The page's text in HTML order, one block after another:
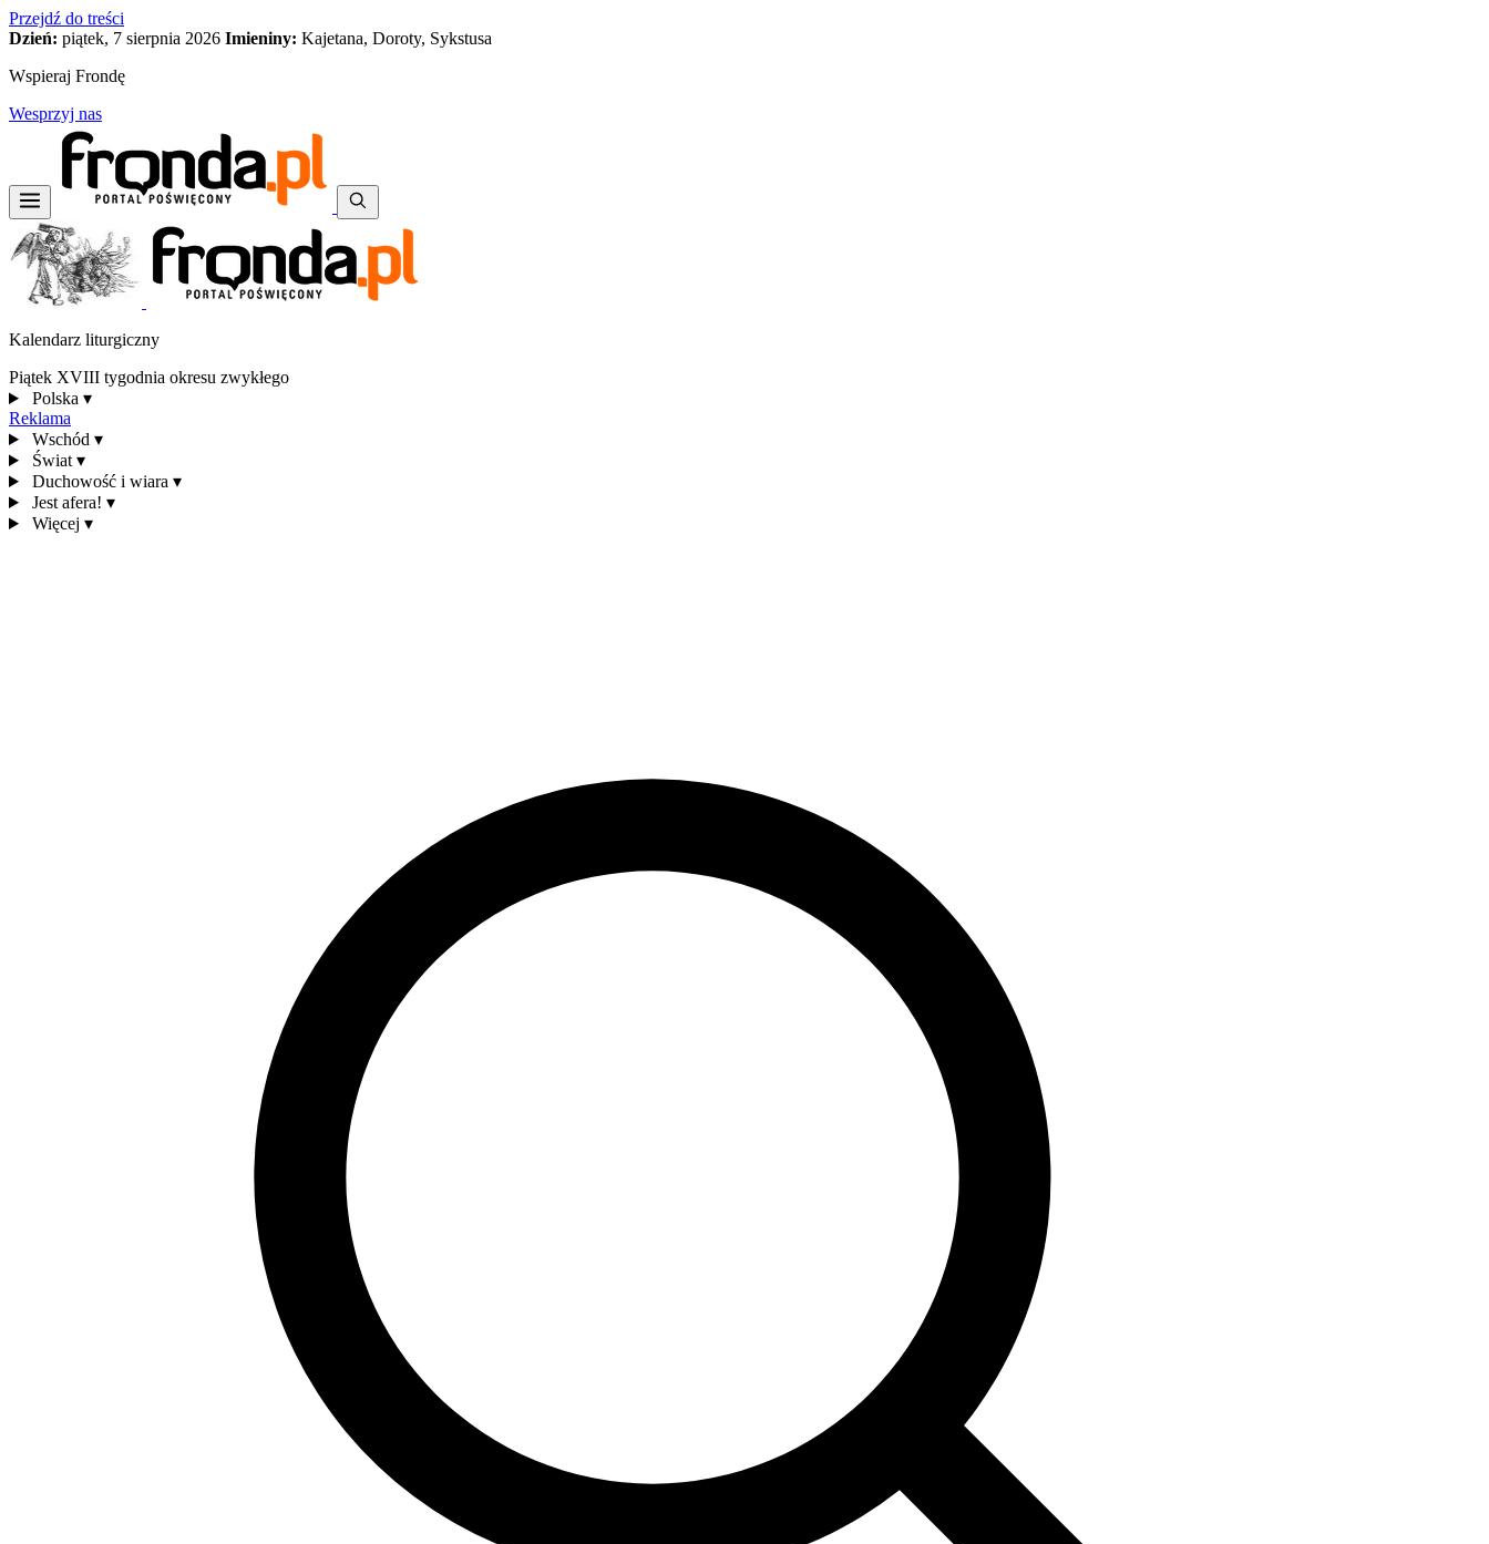
Przejdź do treści
Dzień: piątek, 7 sierpnia 2026 Imieniny: Kajetana, Doroty, Sykstusa
Wspieraj Frondę
Wesprzyj nas
Kalendarz liturgiczny
Piątek XVIII tygodnia okresu zwykłego
Polska ▾
Reklama
Wschód ▾
Świat ▾
Duchowość i wiara ▾
Jest afera! ▾
Więcej ▾